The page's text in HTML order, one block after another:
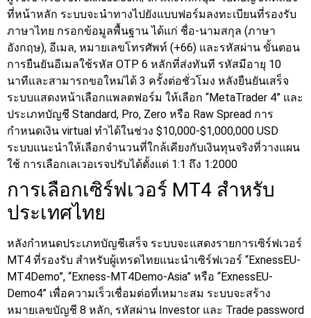
ที่หน้าหลัก ระบบจะนำทางไปยังแบบฟอร์มลงทะเบียนที่รองรับ
ภาษาไทย กรอกข้อมูลพื้นฐาน ได้แก่ ชื่อ-นามสกุล (ภาษา
อังกฤษ), อีเมล, หมายเลขโทรศัพท์ (+66) และรหัสผ่าน ขั้นตอน
การยืนยันอีเมลใช้รหัส OTP 6 หลักที่ส่งทันที รหัสมีอายุ 10
นาทีและสามารถขอใหม่ได้ 3 ครั้งต่อชั่วโมง หลังยืนยันเสร็จ
ระบบแสดงหน้าเลือกแพลตฟอร์ม ให้เลือก “MetaTrader 4” และ
ประเภทบัญชี Standard, Pro, Zero หรือ Raw Spread การ
กำหนดเงิน virtual ทำได้ในช่วง $10,000-$1,000,000 USD
ระบบแนะนำให้เลือกจำนวนที่ใกล้เคียงกับเงินทุนจริงที่วางแผน
ใช้ การเลือกเลเวอเรจปรับได้ตั้งแต่ 1:1 ถึง 1:2000
การเลือกเซิร์ฟเวอร์ MT4 สำหรับ
ประเทศไทย
หลังกำหนดประเภทบัญชีเสร็จ ระบบจะแสดงรายการเซิร์ฟเวอร์
MT4 ที่รองรับ สำหรับผู้เทรดไทยแนะนำเซิร์ฟเวอร์ “ExnessEU-
MT4Demo”, “Exness-MT4Demo-Asia” หรือ “ExnessEU-
Demo4” เพื่อความเร็วเชื่อมต่อที่เหมาะสม ระบบจะสร้าง
หมายเลขบัญชี 8 หลัก, รหัสผ่าน Investor และ Trade password